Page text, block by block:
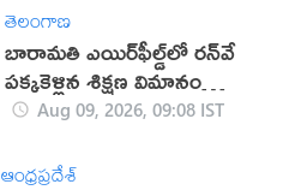
తెలంగాణ
బారామతి ఎయిర్‌ఫీల్డ్‌లో రన్‌వే
పక్కకెళ్లిన శిక్షణ విమానం
(వీడియో)
Aug 09, 2026, 09:08 IST
ఆంధ్రప్రదేశ్